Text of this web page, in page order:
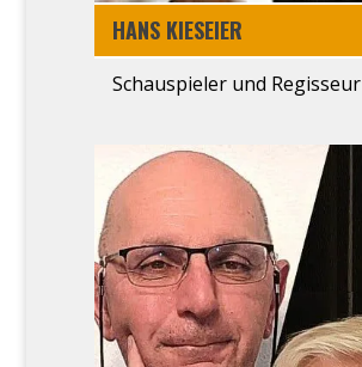
HANS KIESEI­ER
Schau­spie­ler und Regis­seur